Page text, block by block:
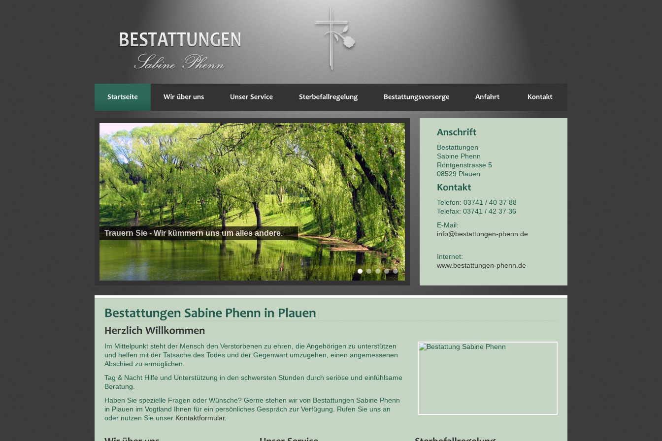
Bestattungen
Sabine Phenn
Röntgenstrasse 5
08529 Plauen
Telefon: 03741 / 40 37 88
Telefax: 03741 / 42 37 36
E-Mail:
info@bestattungen-phenn.de
Internet:
www.bestattungen-phenn.de
Trauern Sie - Wir kümmern uns um alles andere.
Im Mittelpunkt steht der Mensch den Verstorbenen zu ehren, die Angehörigen zu unterstützen
und helfen mit der Tatsache des Todes und der Gegenwart umzugehen, einen angemessenen
Abschied zu ermöglichen.
Tag & Nacht Hilfe und Unterstützung in den schwersten Stunden durch seriöse und einfühlsame
Beratung.
Haben Sie spezielle Fragen oder Wünsche? Gerne stehen wir von Bestattungen Sabine Phenn
in Plauen im Vogtland Ihnen für ein persönliches Gespräch zur Verfügung. Rufen Sie uns an
oder nutzen Sie unser Kontaktformular.